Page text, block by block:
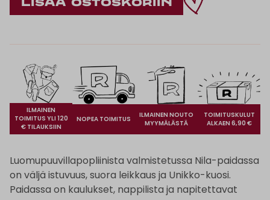
ILMAINEN
TOIMITUS YLI 120
€ TILAUKSIIN
NOPEA TOIMITUS
ILMAINEN NOUTO
MYYMÄLÄSTÄ
TOIMITUSKULUT
ALKAEN 6,90 €
Luomupuuvillapopliinista valmistetussa Nila-paidassa
on väljä istuvuus, suora leikkaus ja Unikko-kuosi.
Paidassa on kaulukset, nappilista ja napitettavat